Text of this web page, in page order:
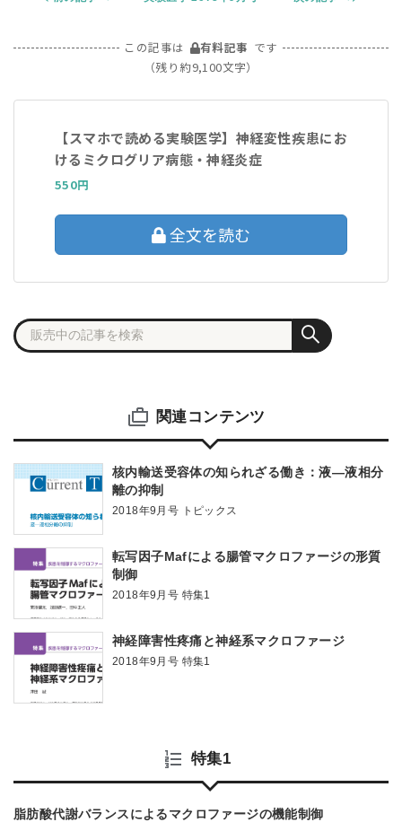
この記事は 有料記事 です
（残り約9,100文字）
【スマホで読める実験医学】神経変性疾患にお
けるミクログリア病態・神経炎症
550円
全文を読む
関連コンテンツ
核内輸送受容体の知られざる働き：液―液相分
離の抑制
2018年9月号 トピックス
転写因子Mafによる腸管マクロファージの形質
制御
2018年9月号 特集1
神経障害性疼痛と神経系マクロファージ
2018年9月号 特集1
特集1
脂肪酸代謝バランスによるマクロファージの機能制御